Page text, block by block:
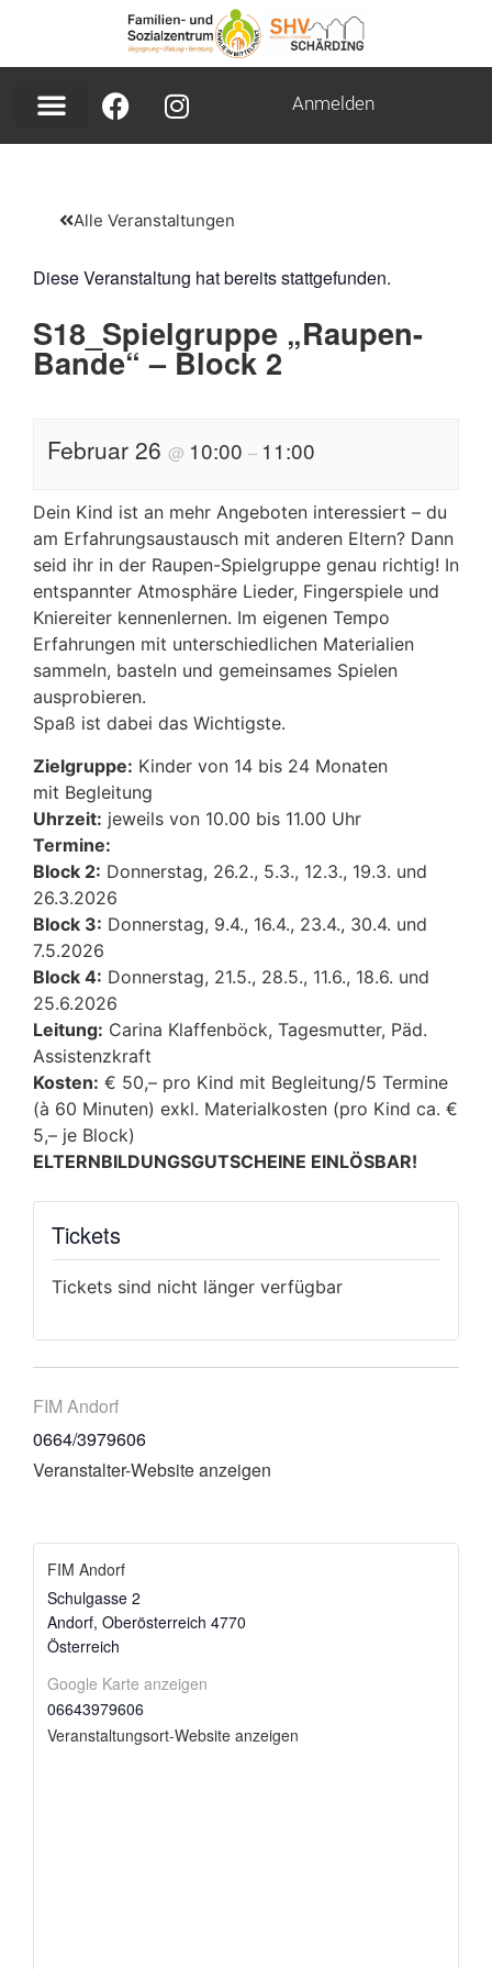
Anmelden
Alle Veranstaltungen
Diese Veranstaltung hat bereits stattgefunden.
S18_Spielgruppe „Raupen-
Bande“ – Block 2
Februar 26 @ 10:00 – 11:00
Dein Kind ist an mehr Angeboten interessiert – du
am Erfahrungsaustausch mit anderen Eltern? Dann
seid ihr in der Raupen-Spielgruppe genau richtig! In
entspannter Atmosphäre Lieder, Fingerspiele und
Kniereiter kennenlernen. Im eigenen Tempo
Erfahrungen mit unterschiedlichen Materialien
sammeln, basteln und gemeinsames Spielen
ausprobieren.
Spaß ist dabei das Wichtigste.
Zielgruppe: Kinder von 14 bis 24 Monaten
mit Begleitung
Uhrzeit: jeweils von 10.00 bis 11.00 Uhr
Termine:
Block 2: Donnerstag, 26.2., 5.3., 12.3., 19.3. und
26.3.2026
Block 3: Donnerstag, 9.4., 16.4., 23.4., 30.4. und
7.5.2026
Block 4: Donnerstag, 21.5., 28.5., 11.6., 18.6. und
25.6.2026
Leitung: Carina Klaffenböck, Tagesmutter, Päd.
Assistenzkraft
Kosten: € 50,– pro Kind mit Begleitung/5 Termine
(à 60 Minuten) exkl. Materialkosten (pro Kind ca. €
5,– je Block)
ELTERNBILDUNGSGUTSCHEINE EINLÖSBAR!
Tickets
Tickets sind nicht länger verfügbar
FIM Andorf
0664/3979606
Veranstalter-Website anzeigen
FIM Andorf
Schulgasse 2
Andorf, Oberösterreich 4770
Österreich
Google Karte anzeigen
06643979606
Veranstaltungsort-Website anzeigen